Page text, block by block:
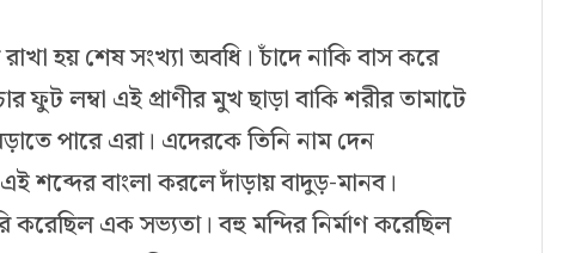
হয় শেষ সংখ্যা অবধি। চাঁদে নাকি বাস করে
ফুট লম্বা এই প্রাণীর মুখ ছাড়া বাকি শরীর তামাটে
পারে এরা। এদেরকে তিনি নাম দেন
বাংলা করলে দাঁড়ায় বাদুড়-মানব।
করেছিল এক সভ্যতা। বহু মন্দির নির্মাণ করেছিল